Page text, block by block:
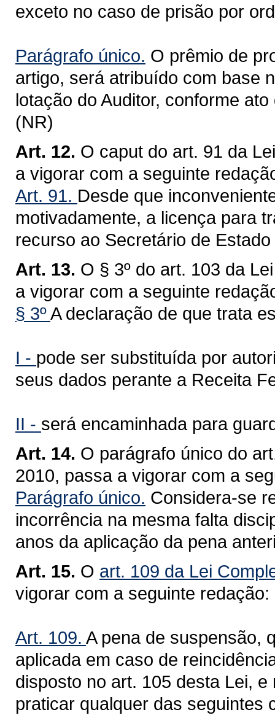
exceto no caso de prisão por
Parágrafo único. O prêmio de
artigo, será atribuído com base
lotação do Auditor, conforme
(NR)
Art. 12. O caput do art. 91 da
a vigorar com a seguinte
Art. 91. Desde que
motivadamente, a licença para
recurso ao Secretário de
Art. 13. O § 3º do art. 103 da
a vigorar com a seguinte
§ 3ºA declaração de que trata
I - pode ser substituída por
seus dados perante a Receita
II - será encaminhada para
Art. 14. O parágrafo único do
2010, passa a vigorar com a
Parágrafo único. Considera-se
incorrência na mesma falta
anos da aplicação da pena
Art. 15. O art. 109 da Lei
vigorar com a seguinte redação:
Art. 109. A pena de suspensão,
aplicada em caso de
disposto no art. 105 desta Lei,
praticar qualquer das seguintes